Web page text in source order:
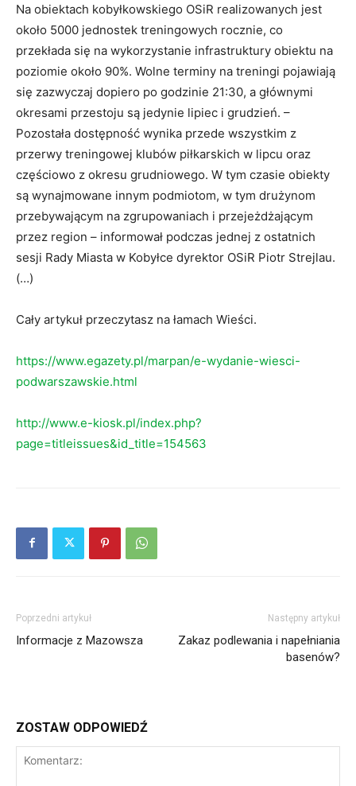
Na obiektach kobyłkowskiego OSiR realizowanych jest
około 5000 jednostek treningowych rocznie, co
przekłada się na wykorzystanie infrastruktury obiektu na
poziomie około 90%. Wolne terminy na treningi pojawiają
się zazwyczaj dopiero po godzinie 21:30, a głównymi
okresami przestoju są jedynie lipiec i grudzień. –
Pozostała dostępność wynika przede wszystkim z
przerwy treningowej klubów piłkarskich w lipcu oraz
częściowo z okresu grudniowego. W tym czasie obiekty
są wynajmowane innym podmiotom, w tym drużynom
przebywającym na zgrupowaniach i przejeżdżającym
przez region – informował podczas jednej z ostatnich
sesji Rady Miasta w Kobyłce dyrektor OSiR Piotr Strejlau.
(…)
Cały artykuł przeczytasz na łamach Wieści.
https://www.egazety.pl/marpan/e-wydanie-wiesci-
podwarszawskie.html
http://www.e-kiosk.pl/index.php?
page=titleissues&id_title=154563
Poprzedni artykuł
Informacje z Mazowsza
Następny artykuł
Zakaz podlewania i napełniania
basenów?
ZOSTAW ODPOWIEDŹ